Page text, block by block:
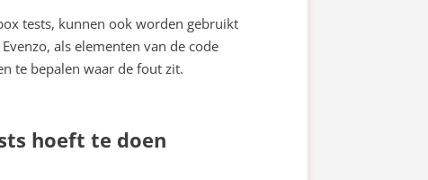
tests, kunnen ook worden gebruikt
als elementen van de code
te bepalen waar de fout zit.
hoeft te doen